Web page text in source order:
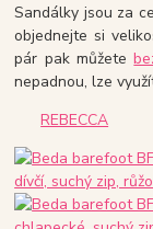
Sandálky jsou za
objednejte si
pár pak můžete
nepadnou, lze
REBECCA